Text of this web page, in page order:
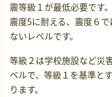
震等級１が最低必要です
震度5に耐える、震度６
ないレベルです。
等級２は学校施設など災
ベルで、等級１を基準と
ります。